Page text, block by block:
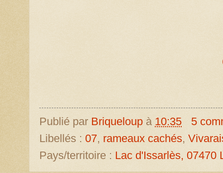
Publié par Briqueloup à 10:35
5
Libellés : 07, rameaux cachés,
Pays/territoire : Lac d'Issarlès, 07470